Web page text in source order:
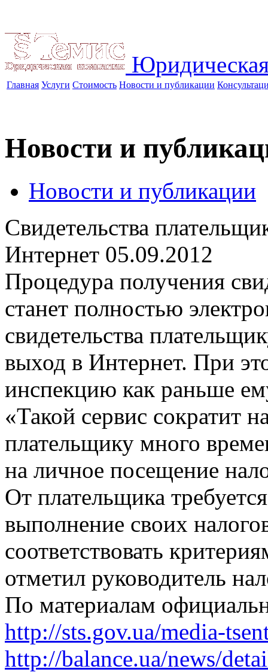
Главная Услуги Стоимость Новости и публикации
Новости и
Новости и публикации
Свидетельства
Интернет 05.09.2012
Процедура получения
станет полностью
свидетельства
выход в Интернет. При
инспекцию как раньше
«Такой сервис сократит
плательщику много
на личное посещение
От плательщика
выполнение своих
соответствовать
отметил руководитель
По материалам
http://sts.gov.ua/media-
http://balance.ua/news/